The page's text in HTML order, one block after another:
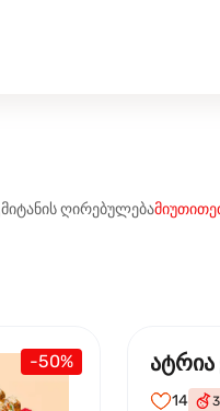
მიტანის ღირებულება
-50%
14 3